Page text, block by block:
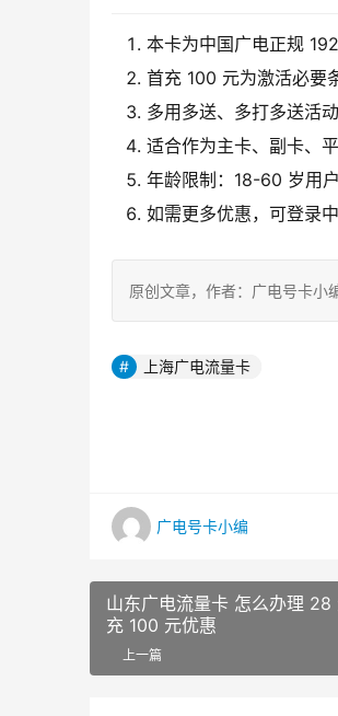
本卡为中国广电正规
首充 100 元为激活必要
多用多送、多打多送活
适合作为主卡、副卡、
年龄限制：18-60 岁用
如需更多优惠，可登录
原创文章，作者：广电号卡
上海广电流量卡
广电号卡小编
山东广电流量卡 怎么办理
充 100 元优惠
上一篇